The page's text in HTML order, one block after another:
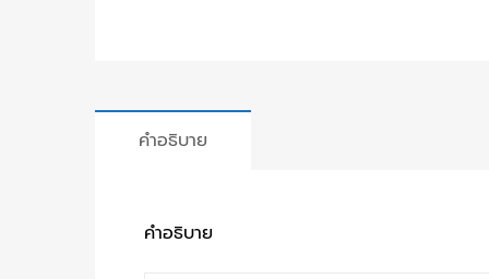
คำอธิบาย
คำอธิบาย